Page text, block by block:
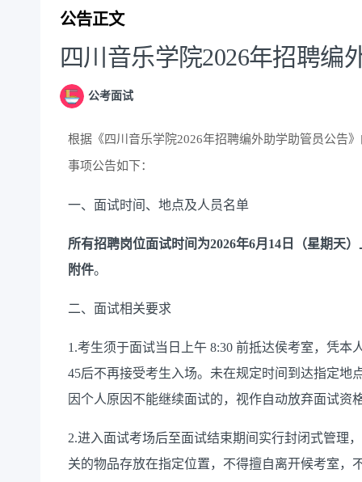
公告正文
四川音乐学院2026年招聘编
公考面试
根据《四川音乐学院2026年招聘编外助学助管员公告
事项公告如下：
一、面试时间、地点及人员名单
所有招聘岗位面试时间为2026年6月 14 日 （星期天）
附件。
二、面试相关要求
1.考生须于面试当日上午 8:30 前抵达侯考室， 凭本
45后不再接受考生入场。未在规定时间到 达指定地
因个人原因不能继续面试的，视作自动放弃面试资
2.进入面试考场后至面试结束期间实行封闭式管理
关的物品存放在指定位置，不得擅自离开候考室，